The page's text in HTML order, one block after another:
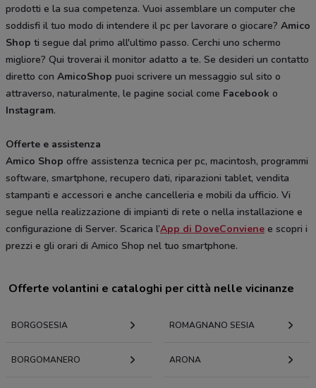
prodotti e la sua competenza. Vuoi assemblare un computer che
soddisfi il tuo modo di intendere il pc per lavorare o giocare? Amico
Shop ti segue dal primo all'ultimo passo. Cerchi uno schermo
migliore? Qui troverai il monitor adatto a te. Se desideri un contatto
diretto con AmicoShop puoi scrivere un messaggio sul sito o
attraverso, naturalmente, le pagine social come Facebook o
Instagram.
Offerte e assistenza
Amico Shop offre assistenza tecnica per pc, macintosh, programmi
software, smartphone, recupero dati, riparazioni tablet, vendita
stampanti e accessori e anche cancelleria e mobili da ufficio. Vi
segue nella realizzazione di impianti di rete o nella installazione e
configurazione di Server. Scarica l’App di DoveConviene e scopri i
prezzi e gli orari di Amico Shop nel tuo smartphone.
Offerte volantini e cataloghi per città nelle vicinanze
BORGOSESIA ROMAGNANO SESIA
BORGOMANERO ARONA